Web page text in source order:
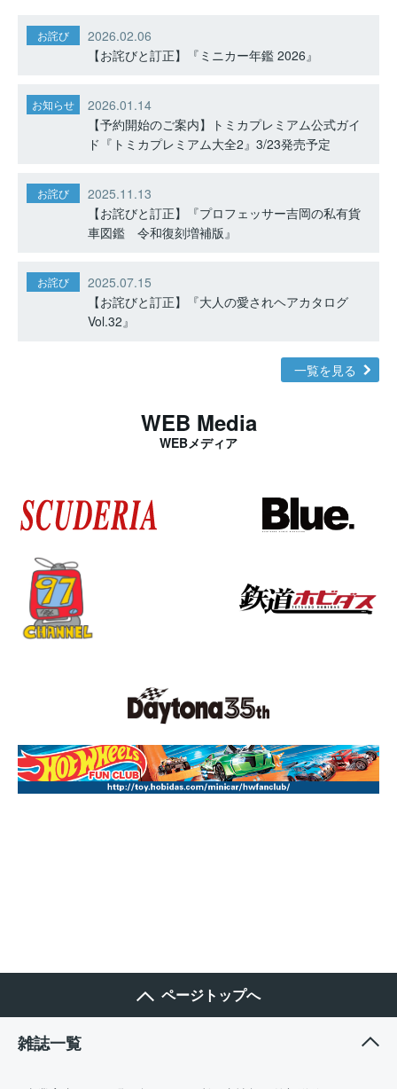
お詫び
2026.02.06
【お詫びと訂正】『ミニカー年鑑 2026』
お知らせ
2026.01.14
【予約開始のご案内】トミカプレミアム公式ガイ
ド『トミカプレミアム大全2』3/23発売予定
お詫び
2025.11.13
【お詫びと訂正】『プロフェッサー吉岡の私有貨
車図鑑 令和復刻増補版』
お詫び
2025.07.15
【お詫びと訂正】『大人の愛されヘアカタログ
Vol.32』
一覧を見る
WEB Media
WEBメディア
ページトップへ
雑誌一覧